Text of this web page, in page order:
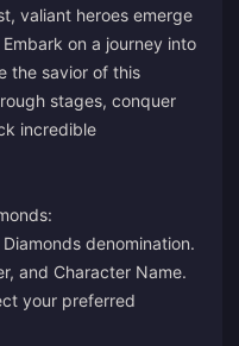
valiant heroes emerge
on a journey into
the savior of this
stages, conquer
incredible
denomination.
and Character Name.
your preferred